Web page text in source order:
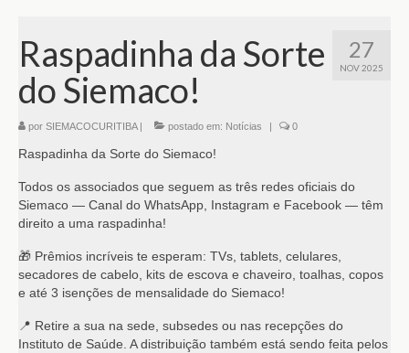
27
NOV 2025
Raspadinha da Sorte
do Siemaco!
por SIEMACOCURITIBA| postado em: Notícias | 0
Raspadinha da Sorte do Siemaco!
Todos os associados que seguem as três redes oficiais do
Siemaco — Canal do WhatsApp, Instagram e Facebook — têm
direito a uma raspadinha!
🎁 Prêmios incríveis te esperam: TVs, tablets, celulares,
secadores de cabelo, kits de escova e chaveiro, toalhas, copos
e até 3 isenções de mensalidade do Siemaco!
📍 Retire a sua na sede, subsedes ou nas recepções do
Instituto de Saúde. A distribuição também está sendo feita pelos